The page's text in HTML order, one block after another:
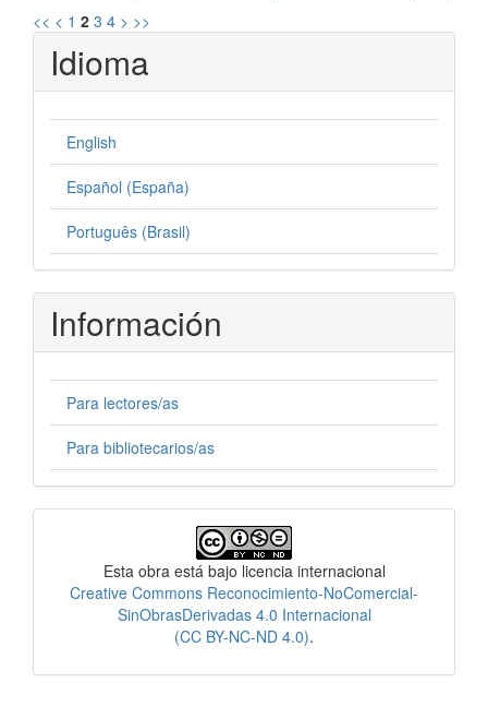
<< < 1 2 3 4 > >>
Idioma
English
Español (España)
Português (Brasil)
Información
Para lectores/as
Para bibliotecarios/as
Esta obra está bajo licencia internacional
Creative Commons Reconocimiento-NoComercial-
SinObrasDerivadas 4.0 Internacional
(CC BY-NC-ND 4.0).